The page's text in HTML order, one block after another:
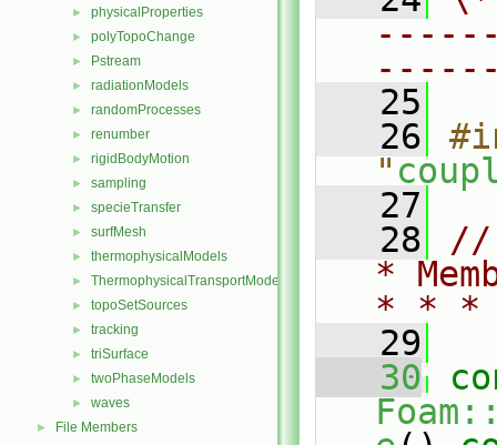
► physicalProperties
► polyTopoChange
► Pstream
► radiationModels
► randomProcesses
► renumber
► rigidBodyMotion
► sampling
► specieTransfer
► surfMesh
► thermophysicalModels
► ThermophysicalTransportModels
► topoSetSources
► tracking
► triSurface
► twoPhaseModels
► waves
► File Members
   25
   26
"
   27
   28
//
*
* *
   29
   30